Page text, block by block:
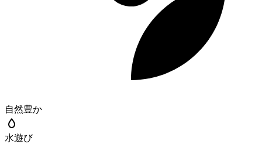
自然豊か
水遊び